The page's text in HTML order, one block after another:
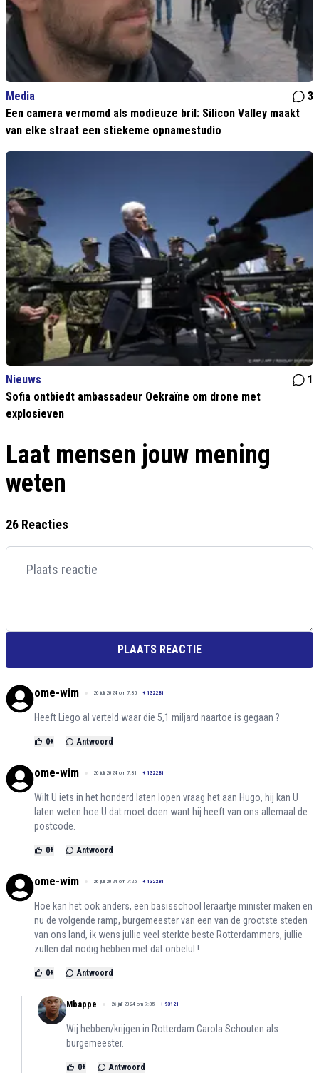
Media
3
Een camera vermomd als modieuze bril: Silicon Valley maakt
van elke straat een stiekeme opnamestudio
Nieuws
1
Sofia ontbiedt ambassadeur Oekraïne om drone met
explosieven
Laat mensen jouw mening
weten
26 Reacties
PLAATS REACTIE
ome-wim 26 juli 2024 om 7:35 + 132281
Heeft Liego al verteld waar die 5,1 miljard naartoe is gegaan ?
0+ Antwoord
ome-wim 26 juli 2024 om 7:31 + 132281
Wilt U iets in het honderd laten lopen vraag het aan Hugo, hij kan U
laten weten hoe U dat moet doen want hij heeft van ons allemaal de
postcode.
0+ Antwoord
ome-wim 26 juli 2024 om 7:25 + 132281
Hoe kan het ook anders, een basisschool leraartje minister maken en
nu de volgende ramp, burgemeester van een van de grootste steden
van ons land, ik wens jullie veel sterkte beste Rotterdammers, jullie
zullen dat nodig hebben met dat onbelul !
0+ Antwoord
Mbappe 26 juli 2024 om 7:35 + 93121
Wij hebben/krijgen in Rotterdam Carola Schouten als
burgemeester.
0+ Antwoord